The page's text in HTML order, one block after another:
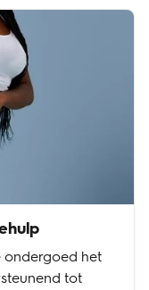
ondergoed het
tot